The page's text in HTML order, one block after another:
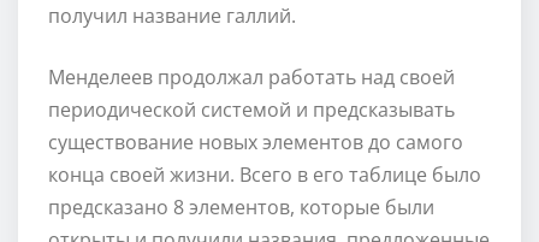
получил название галлий.
Менделеев продолжал работать над своей
периодической системой и предсказывать
существование новых элементов до самого
конца своей жизни. Всего в его таблице было
предсказано 8 элементов, которые были